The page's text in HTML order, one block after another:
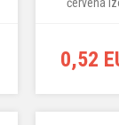
červená
0,52